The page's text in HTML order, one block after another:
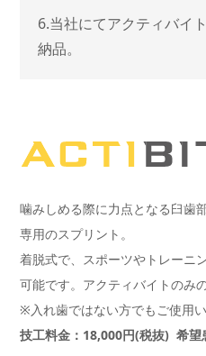
6.当社にてアクティバイ
納品。
噛みしめる際に力点となる臼歯
専用のスプリント。
着脱式で、スポーツやトレーニ
可能です。アクティバイトのみ
※入れ歯ではない方でもご使用い
技工料金：18,000円(税抜) 希